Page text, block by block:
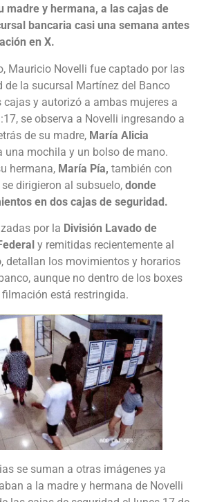
madre y hermana, a las cajas de
bancaria casi una semana antes
en X.
Mauricio Novelli fue captado por las
de la sucursal Martínez del Banco
cajas y autorizó a ambas mujeres a
se observa a Novelli ingresando a
de su madre, María Alicia
una mochila y un bolso de mano.
hermana, María Pía, también con
dirigieron al subsuelo, donde
en dos cajas de seguridad.
por la División Lavado de
y remitidas recientemente al
, detallan los movimientos y horarios
aunque no dentro de los boxes
está restringida.
se suman a otras imágenes ya
a la madre y hermana de Novelli